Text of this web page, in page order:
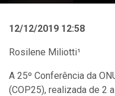
12/12/2019 12:58
Rosilene Miliotti¹
A 25º Conferência da
(COP25), realizada de 2